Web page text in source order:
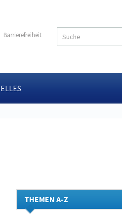
Barrierefreiheit
THEMEN A-Z